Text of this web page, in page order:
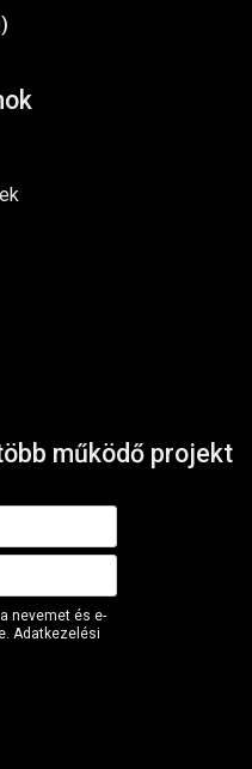
működő projekt
nevemet és e-
Adatkezelési